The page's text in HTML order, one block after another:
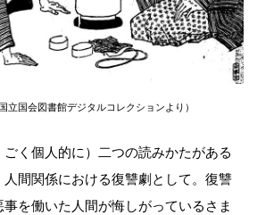
立国会図書館デジタルコレクションより）
く個人的に）二つの読みかたがある
人間関係における復讐劇として。復讐
を働いた人間が悔しがっているさま